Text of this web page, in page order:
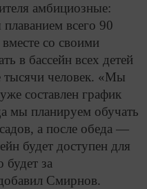
амбициозные:
всего 90
со своими
в бассейн всех детей
тысячи человек. «Мы
составлен график
мы планируем обучать
а после обеда —
будет доступен для
будет за
Смирнов.